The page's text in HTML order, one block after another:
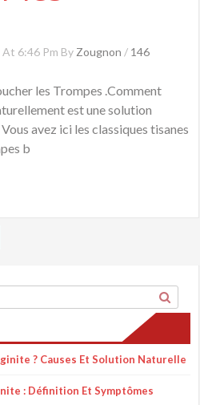
6:46 Pm By Zougnon / 146
les Trompes .Comment
est une solution
avez ici les classiques tisanes
b
? Causes Et Solution Naturelle
: Définition Et Symptômes